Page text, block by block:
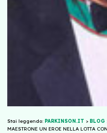
Stai leggendo: PARKINSON.IT > BLOG
MAESTRONE UN EROE NELLA LOTTA